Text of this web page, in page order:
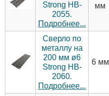
Strong HB-
2055.
Подробнее...
мм
Сверло по
металлу на
200 мм ø6
Strong HB-
2060.
Подробнее...
6 мм